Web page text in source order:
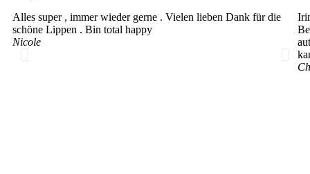
Alles super , immer wieder gerne . Vielen lieben Dank für die
schöne Lippen . Bin total happy
Nicole